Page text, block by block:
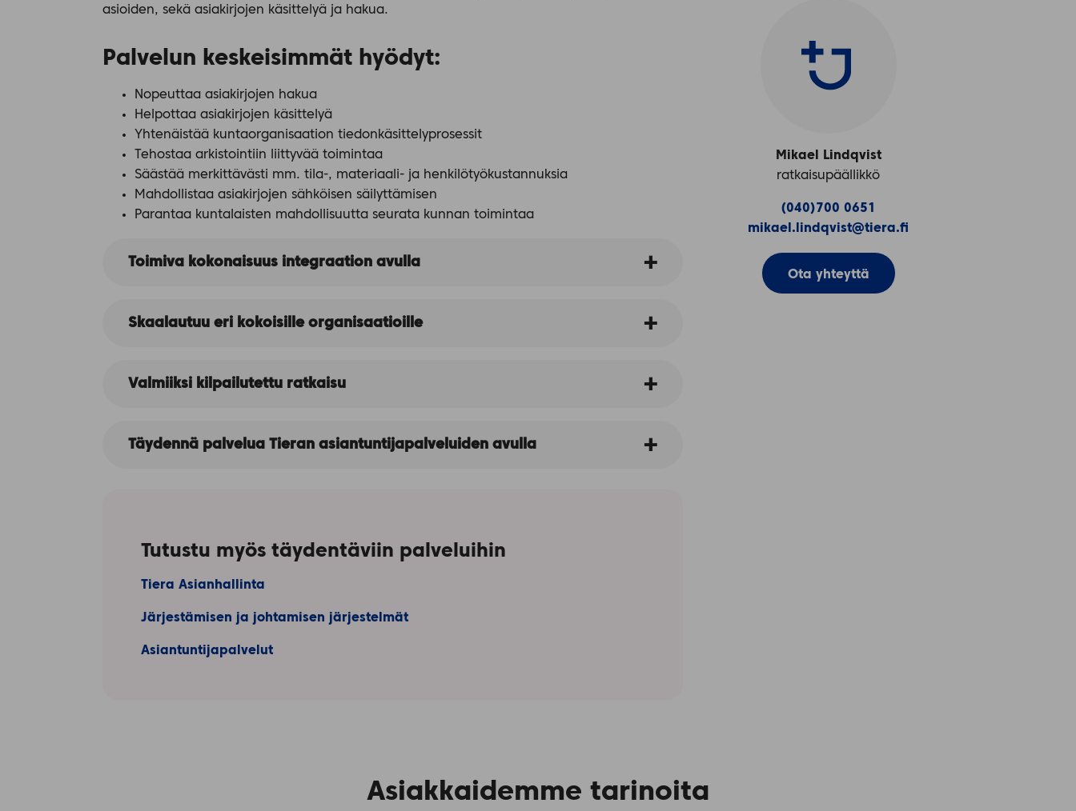
asioiden, sekä asiakirjojen käsittelyä ja hakua.
Palvelun keskeisimmät hyödyt:
Nopeuttaa asiakirjojen hakua
Helpottaa asiakirjojen käsittelyä
Yhtenäistää kuntaorganisaation tiedonkäsittelyprosessit
Tehostaa arkistointiin liittyvää toimintaa
Säästää merkittävästi mm. tila-, materiaali- ja henkilötyökustannuksia
Mahdollistaa asiakirjojen sähköisen säilyttämisen
Parantaa kuntalaisten mahdollisuutta seurata kunnan toimintaa
Toimiva kokonaisuus integraation avulla
Skaalautuu eri kokoisille organisaatioille
Valmiiksi kilpailutettu ratkaisu
Täydennä palvelua Tieran asiantuntijapalveluiden avulla
Tutustu myös täydentäviin palveluihin
Tiera Asianhallinta
Järjestämisen ja johtamisen järjestelmät
Asiantuntijapalvelut
Mikael Lindqvist
ratkaisupäällikkö
(040)700 0651
mikael.lindqvist@tiera.fi
Ota yhteyttä
Asiakkaidemme tarinoita